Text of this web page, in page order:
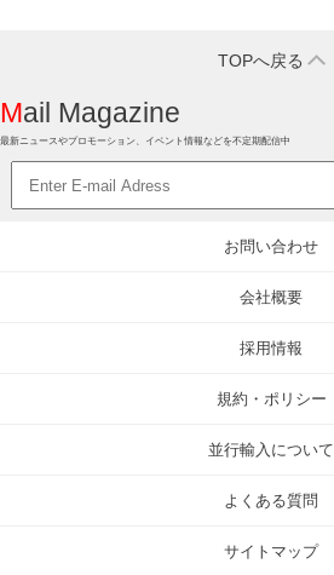
TOPへ戻る
Mail Magazine
最新ニュースやプロモーション、イベント情報などを不定期配信中
お問い合わせ
会社概要
採用情報
規約・ポリシー
並行輸入について
よくある質問
サイトマップ